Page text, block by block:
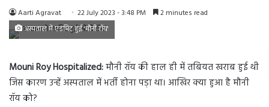
Aarti Agravat 22 July 2023 - 3:48 PM 2 minutes read
अस्पताल में एडमिट हुई 'मौनी रॉय'
Mouni Roy Hospitalized:मौनी रॉय की हाल ही में तबियत खराब हुई थी
जिस कारण उन्हें अस्पताल में भर्ती होना पड़ा था। आखिर क्या हुआ है मौनी
रॉय को?